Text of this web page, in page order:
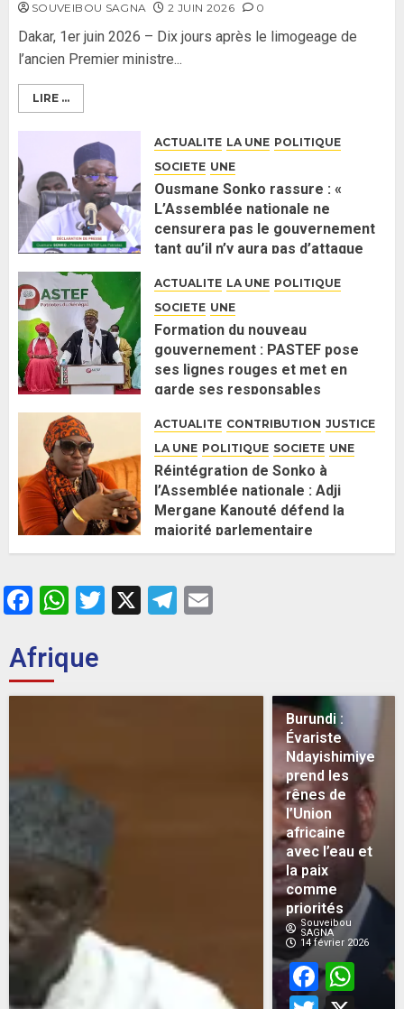
SOUVEIBOU SAGNA 2 JUIN 2026 0
Dakar, 1er juin 2026 – Dix jours après le limogeage de
l’ancien Premier ministre...
LIRE ...
ACTUALITE LA UNE POLITIQUE
SOCIETE UNE
Ousmane Sonko rassure : «
L’Assemblée nationale ne
censurera pas le gouvernement
tant qu’il n’y aura pas d’attaque
2 JUIN 2026 0
ACTUALITE LA UNE POLITIQUE
SOCIETE UNE
Formation du nouveau
gouvernement : PASTEF pose
ses lignes rouges et met en
garde ses responsables
ACTUALITE CONTRIBUTION JUSTICE
LA UNE POLITIQUE SOCIETE UNE
Réintégration de Sonko à
l’Assemblée nationale : Adji
Mergane Kanouté défend la
majorité parlementaire
26 MAI 2026 0
Facebook
WhatsApp
Twitter
X Telegram
Afrique
Burundi :
Évariste
Ndayishimiye
prend les
rênes de
l’Union
africaine
avec l’eau et
la paix
comme
priorités
Souveibou
SAGNA
14 février 2026